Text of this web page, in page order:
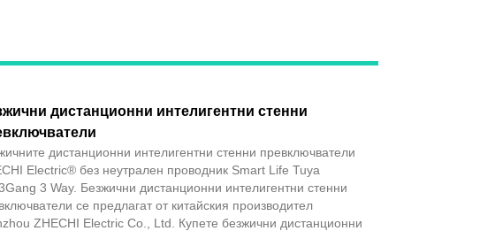
дистанционни интелигентни стенни
дистанционни интелигентни стенни превключватели
Electric® без неутрален проводник Smart Life Tuya
3 Way. Безжични дистанционни интелигентни стенни
се предлагат от китайския производител
ZHECHI Electric Co., Ltd. Купете безжични дистанционни